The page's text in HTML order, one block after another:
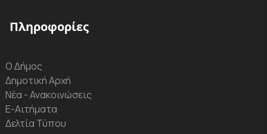
Πληροφορίες
Ο Δήμος
Δημοτική Αρχή
Νέα - Ανακοινώσεις
Ε-Αιτήματα
Δελτία Τύπου